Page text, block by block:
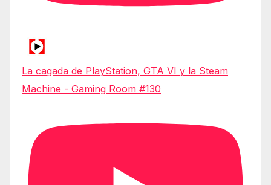
La cagada de PlayStation, GTA VI y la Steam
Machine - Gaming Room #130